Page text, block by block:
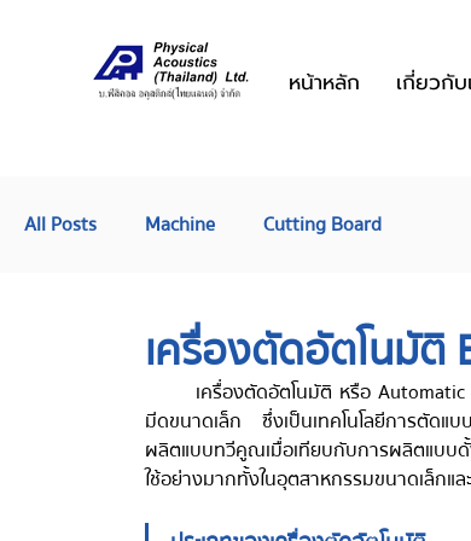
หน้าหลัก เกี่ยวกับ
All Posts Machine Cutting Board
เครื่องตัดอัตโนมัติ
มีดขนาดเล็ก ซึ่งเป็นเทคโนโลยีการตัดแบ
ผลิตแบบทวีคูณเมื่อเทียบกับการผลิตแบบ
ใช้อย่างมากทั้งในอุตสาหกรรมขนาดเล็กแ